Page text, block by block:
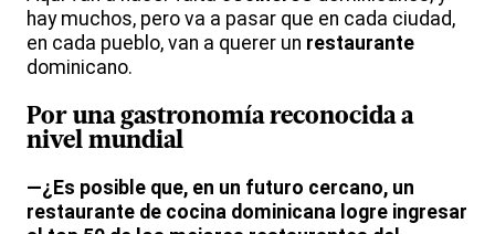
hay muchos, pero va a pasar que en cada ciudad,
en cada pueblo, van a querer un restaurante
dominicano.
Por una gastronomía reconocida a
nivel mundial
—¿Es posible que, en un futuro cercano, un
restaurante de cocina dominicana logre ingresar